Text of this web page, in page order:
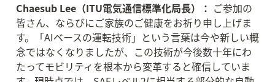
Chaesub Lee（ITU電気通信標準化局長）： ご参加の
皆さん、ならびにご家族のご健康をお祈り申し上げま
す。「AIベースの運転技術」という言葉は今や新しい概
念ではなくなりましたが、この技術が今後数十年にわ
たってモビリティを根本から変革すると確信していま